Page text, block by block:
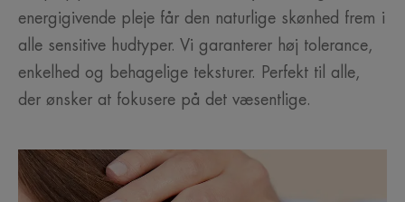
energigivende pleje får den naturlige skønhed frem i
alle sensitive hudtyper. Vi garanterer høj tolerance,
enkelhed og behagelige teksturer. Perfekt til alle,
der ønsker at fokusere på det væsentlige.